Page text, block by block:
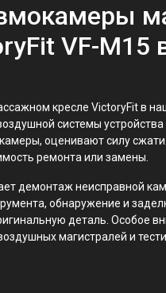
VF-M15
кресле VictoryFit в
системы
оценивают силу
ремонта или замены.
демонтаж неисправной
обнаружение и
деталь. Особое
магистралей и